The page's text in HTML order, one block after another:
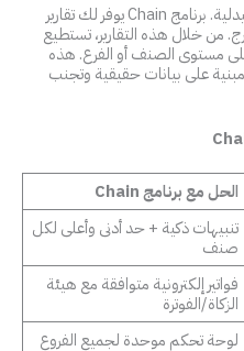
الشفافية المالية مهمة لأي صاحب صيدلية. برنامج Chain يوفر لك تقارير
من خلال هذه التقارير، تستطيع
مستوى الصنف أو الفرع. هذه
على بيانات حقيقية وتجنب
الحل مع برنامج Chain
تنبيهات ذكية + حد أدنى وأعلى لكل
صنف
فواتير إلكترونية متوافقة مع هيئة
الزكاة/الفوترة
لوحة تحكم موحدة لجميع الفروع